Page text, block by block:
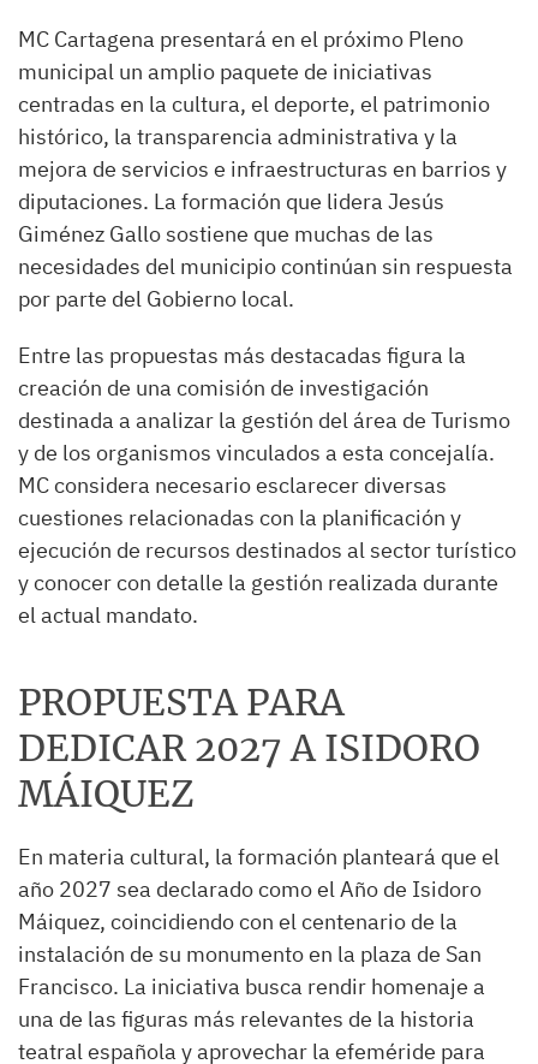
MC Cartagena presentará en el próximo Pleno
municipal un amplio paquete de iniciativas
centradas en la cultura, el deporte, el patrimonio
histórico, la transparencia administrativa y la
mejora de servicios e infraestructuras en barrios y
diputaciones. La formación que lidera Jesús
Giménez Gallo sostiene que muchas de las
necesidades del municipio continúan sin respuesta
por parte del Gobierno local.
Entre las propuestas más destacadas figura la
creación de una comisión de investigación
destinada a analizar la gestión del área de Turismo
y de los organismos vinculados a esta concejalía.
MC considera necesario esclarecer diversas
cuestiones relacionadas con la planificación y
ejecución de recursos destinados al sector turístico
y conocer con detalle la gestión realizada durante
el actual mandato.
PROPUESTA PARA
DEDICAR 2027 A ISIDORO
MÁIQUEZ
En materia cultural, la formación planteará que el
año 2027 sea declarado como el Año de Isidoro
Máiquez, coincidiendo con el centenario de la
instalación de su monumento en la plaza de San
Francisco. La iniciativa busca rendir homenaje a
una de las figuras más relevantes de la historia
teatral española y aprovechar la efeméride para